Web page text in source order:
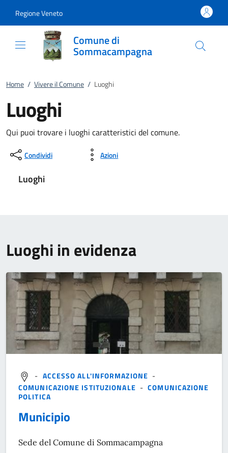
Regione Veneto
Comune di
Sommacampagna
Home / Vivere il Comune / Luoghi
Luoghi
Qui puoi trovare i luoghi caratteristici del comune.
Condividi Azioni
Luoghi
Luoghi in evidenza
- ACCESSO ALL'INFORMAZIONE -
COMUNICAZIONE ISTITUZIONALE -COMUNICAZIONE
POLITICA
Municipio
Sede del Comune di Sommacampagna